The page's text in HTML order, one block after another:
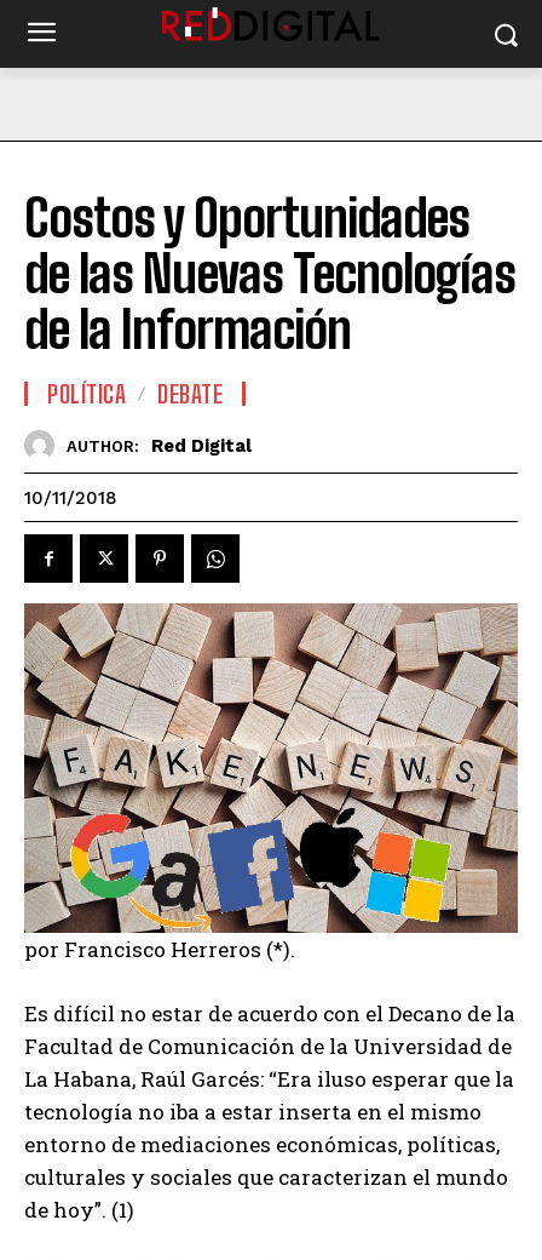
Costos y Oportunidades
de las Nuevas Tecnologías
de la Información
POLÍTICA DEBATE
AUTHOR: Red Digital
10/11/2018
por Francisco Herreros (*).
Es difícil no estar de acuerdo con el Decano de la
Facultad de Comunicación de la Universidad de
La Habana, Raúl Garcés: “Era iluso esperar que la
tecnología no iba a estar inserta en el mismo
entorno de mediaciones económicas, políticas,
culturales y sociales que caracterizan el mundo
de hoy”. (1)